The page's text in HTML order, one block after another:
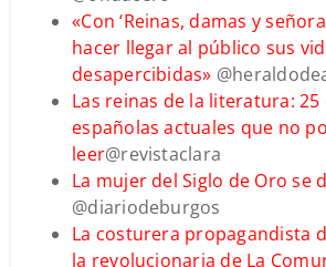
«Con ‘Reinas, damas y
hacer llegar al público sus
desapercibidas»
Las reinas de la literatura:
españolas actuales que no
leer@revistaclara
La mujer del Siglo de Oro se
@diariodeburgos
La costurera propagandista
la revolucionaria de La